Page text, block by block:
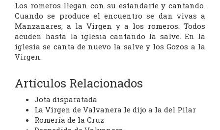
Los romeros llegan con su estandarte y cantando.
Cuando se produce el encuentro se dan vivas a
Manzanares, a la Virgen y a los romeros. Todos
acuden hasta la iglesia cantando la salve. En la
iglesia se canta de nuevo la salve y los Gozos a la
Virgen.
Artículos Relacionados
Jota disparatada
La Virgen de Valvanera le dijo a la del Pilar
Romería de la Cruz